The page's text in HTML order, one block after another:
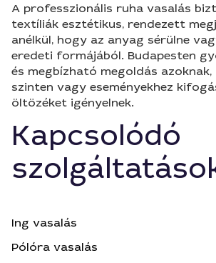
A professzionális ruha vasalás
textíliák esztétikus, rendezett
anélkül, hogy az anyag sérülne
eredeti formájából. Budapesten
és megbízható megoldás azoknak,
szinten vagy eseményekhez
öltözéket igényelnek.
Kapcsolódó
Ing vasalás
Pólóra vasalás